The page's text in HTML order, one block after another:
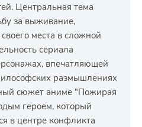
Центральная тема
за выживание,
места в сложной
сериала
впечатляющей
размышлениях
сюжет аниме "Пожирая
героем, который
в центре конфликта